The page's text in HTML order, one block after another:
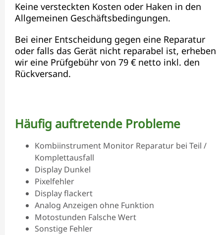
Keine versteckten Kosten oder Haken in den
Allgemeinen Geschäftsbedingungen.
Bei einer Entscheidung gegen eine Reparatur
oder falls das Gerät nicht reparabel ist, erheben
wir eine Prüfgebühr von 79 € netto inkl. den
Rückversand.
Häufig auftretende Probleme
Kombiinstrument Monitor Reparatur bei Teil /
Komplettausfall
Display Dunkel
Pixelfehler
Display flackert
Analog Anzeigen ohne Funktion
Motostunden Falsche Wert
Sonstige Fehler